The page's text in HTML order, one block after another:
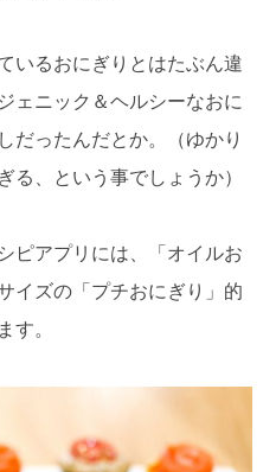
いるおにぎりとはたぶん違
ェニック＆ヘルシーなおに
だったんだとか。（ゆかり
る、という事でしょうか）
ピアプリには、「オイルお
イズの「プチおにぎり」的
す。